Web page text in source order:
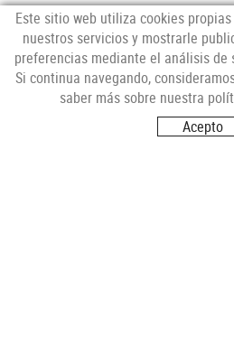
NEWSLETTER
Este sitio web utiliza cookies
nuestros servicios y mostrarle
preferencias mediante el análisis de
Si continua navegando,
saber más sobre nuestra
Acepto